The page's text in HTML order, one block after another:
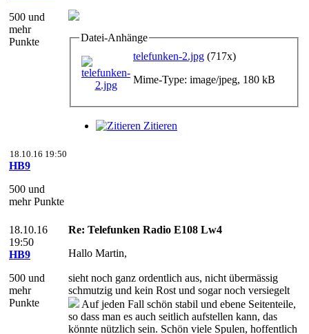
500 und
mehr
Punkte
Datei-Anhänge
telefunken-2.jpg (717x)
Mime-Type: image/jpeg, 180 kB
Zitieren
18.10.16 19:50
HB9
500 und
mehr Punkte
18.10.16
19:50
HB9
500 und
mehr
Punkte
Re: Telefunken Radio E108 Lw4
Hallo Martin,
sieht noch ganz ordentlich aus, nicht übermässig
schmutzig und kein Rost und sogar noch versiegelt
Auf jeden Fall schön stabil und ebene Seitenteile,
so dass man es auch seitlich aufstellen kann, das
könnte nützlich sein. Schön viele Spulen, hoffentlich